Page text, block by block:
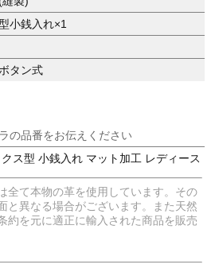
小銭入れ×1
タン式
の品番をお伝えください
ス型 小銭入れ マット加工 レディース
全て本物の革を使用しています。その
と異なる場合がございます。また天然
約を元に適正に輸入された商品を販売